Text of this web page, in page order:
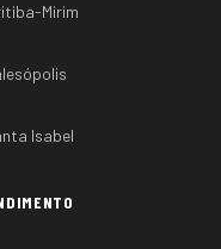
Mirim
Isabel